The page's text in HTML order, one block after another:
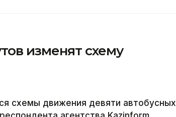
изменят схему
схемы движения девяти автобусных